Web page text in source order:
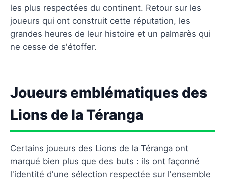
Palmarès et distinctions des Lions de la
Téranga
Questions fréquentes
les plus respectées du continent. Retour sur les
joueurs qui ont construit cette réputation, les
grandes heures de leur histoire et un palmarès qui
ne cesse de s'étoffer.
Joueurs emblématiques des
Lions de la Téranga
Certains joueurs des Lions de la Téranga ont
marqué bien plus que des buts : ils ont façonné
l'identité d'une sélection respectée sur l'ensemble